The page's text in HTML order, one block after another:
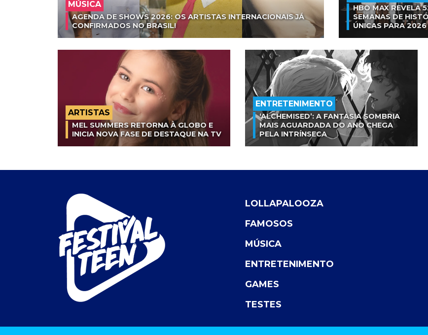
MÚSICA
AGENDA DE SHOWS 2026: OS ARTISTAS INTERNACIONAIS JÁ
CONFIRMADOS NO BRASIL!
HBO MAX REVELA
SEMANAS DE
ÚNICAS PARA 2026
ARTISTAS
MEL SUMMERS RETORNA À GLOBO E
INICIA NOVA FASE DE DESTAQUE NA TV
ENTRETENIMENTO
‘ALCHEMISED’: A FANTASIA SOMBRIA
MAIS AGUARDADA DO ANO CHEGA
PELA INTRÍNSECA
LOLLAPALOOZA
FAMOSOS
MÚSICA
ENTRETENIMENTO
GAMES
TESTES